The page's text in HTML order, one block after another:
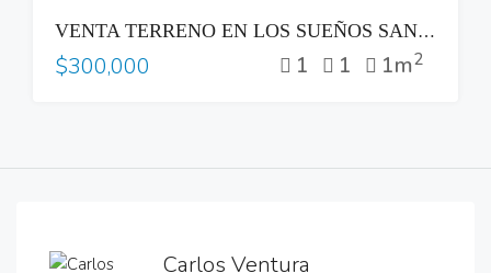
VENTA TERRENO EN LOS SUEÑOS SANTA TECLA
$300,000 1 1 1m2
Carlos Ventura